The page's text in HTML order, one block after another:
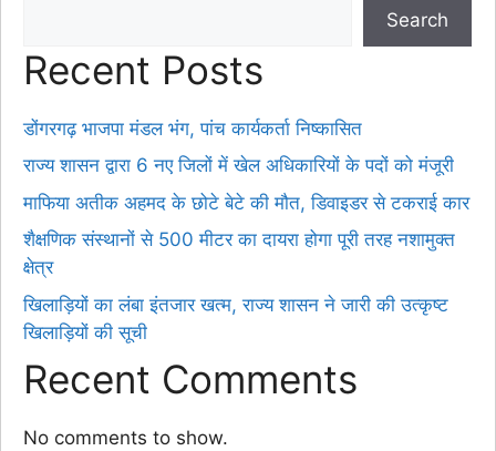
Search
Recent Posts
डोंगरगढ़ भाजपा मंडल भंग, पांच कार्यकर्ता निष्कासित
राज्य शासन द्वारा 6 नए जिलों में खेल अधिकारियों के पदों को मंजूरी
माफिया अतीक अहमद के छोटे बेटे की मौत, डिवाइडर से टकराई कार
शैक्षणिक संस्थानों से 500 मीटर का दायरा होगा पूरी तरह नशामुक्त
क्षेत्र
खिलाड़ियों का लंबा इंतजार खत्म, राज्य शासन ने जारी की उत्कृष्ट
खिलाड़ियों की सूची
Recent Comments
No comments to show.